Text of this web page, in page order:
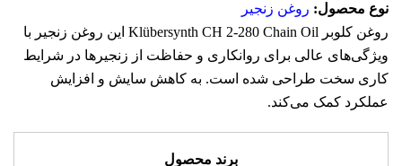
نوع محصول: روغن زنجیر
روغن کلوبر Klübersynth CH 2-280 Chain Oil این روغن زنجیر با
ویژگی‌های عالی برای روانکاری و حفاظت از زنجیرها در شرایط
کاری سخت طراحی شده است. به کاهش سایش و افزایش
عملکرد کمک می‌کند.
برند محصول